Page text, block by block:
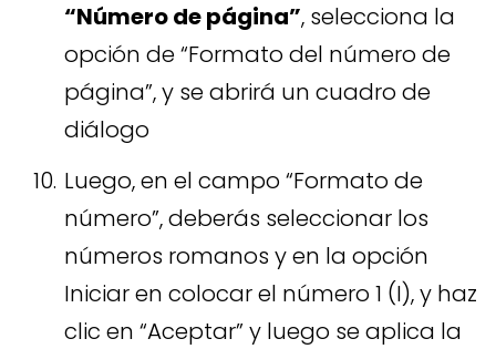
“Número de página”, selecciona la
opción de “Formato del número de
página”, y se abrirá un cuadro de
diálogo
Luego, en el campo “Formato de
número”, deberás seleccionar los
números romanos y en la opción
Iniciar en colocar el número 1 (I), y haz
clic en “Aceptar” y luego se aplica la